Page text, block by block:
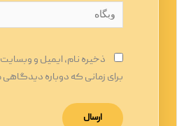
وبگاه
ذخیره نام، ایمیل و وبسایت
برای زمانی که دوباره دیدگاهی